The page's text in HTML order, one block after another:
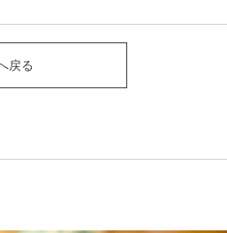
戻る